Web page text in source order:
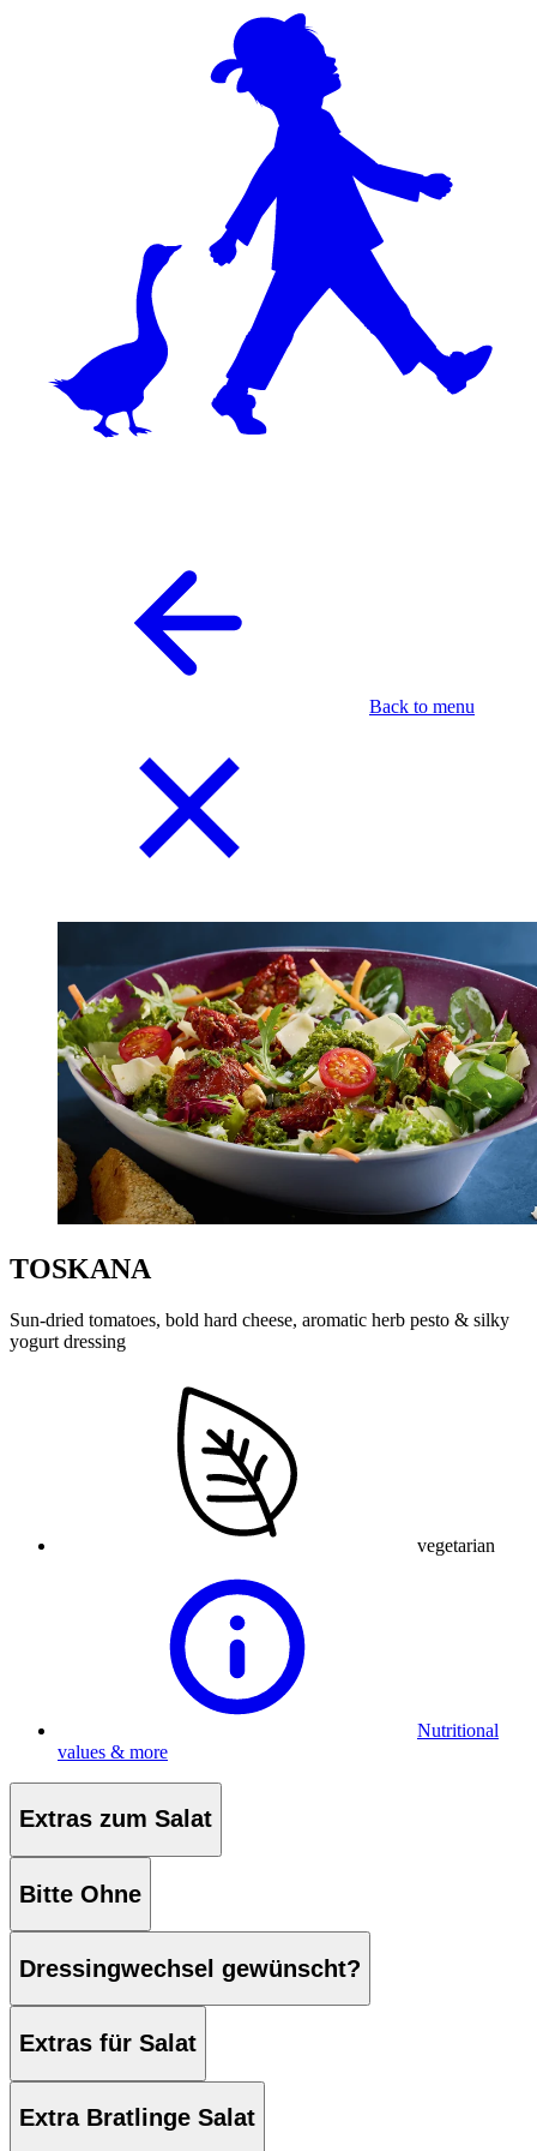
Back to menu
TOSKANA
Sun-dried tomatoes, bold hard cheese, aromatic herb pesto & silky
yogurt dressing
vegetarian
Nutritional
values & more
Extras zum Salat
Bitte Ohne
Dressingwechsel gewünscht?
Extras für Salat
Extra Bratlinge Salat